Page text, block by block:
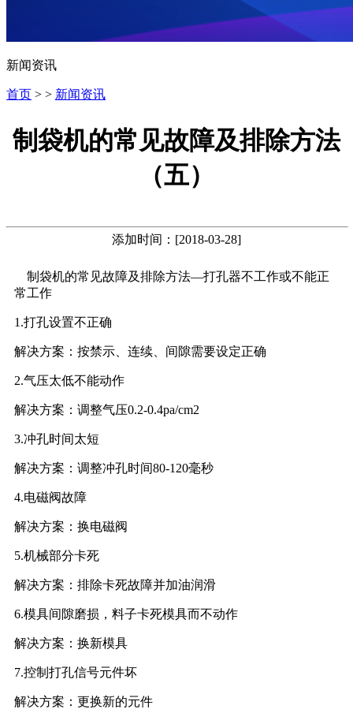
新闻资讯
首页 > > 新闻资讯
制袋机的常见故障及排除方法
（五）
添加时间：[2018-03-28]
制袋机的常见故障及排除方法—打孔器不工作或不能正
常工作
1.打孔设置不正确
解决方案：按禁示、连续、间隙需要设定正确
2.气压太低不能动作
解决方案：调整气压0.2-0.4pa/cm2
3.冲孔时间太短
解决方案：调整冲孔时间80-120毫秒
4.电磁阀故障
解决方案：换电磁阀
5.机械部分卡死
解决方案：排除卡死故障并加油润滑
6.模具间隙磨损，料子卡死模具而不动作
解决方案：换新模具
7.控制打孔信号元件坏
解决方案：更换新的元件